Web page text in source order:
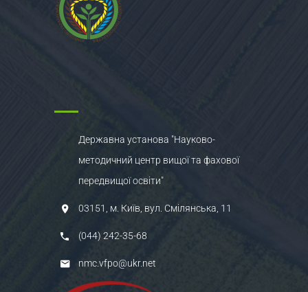
Державна установа "Науково-
методичний центр вищої та фахової
передвищої освіти"
03151, м. Київ, вул. Смілянська, 11
(044) 242-35-68
nmc.vfpo@ukr.net